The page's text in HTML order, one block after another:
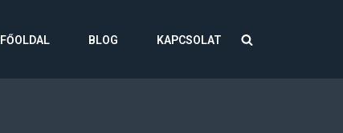
FŐOLDAL BLOG KAPCSOLAT